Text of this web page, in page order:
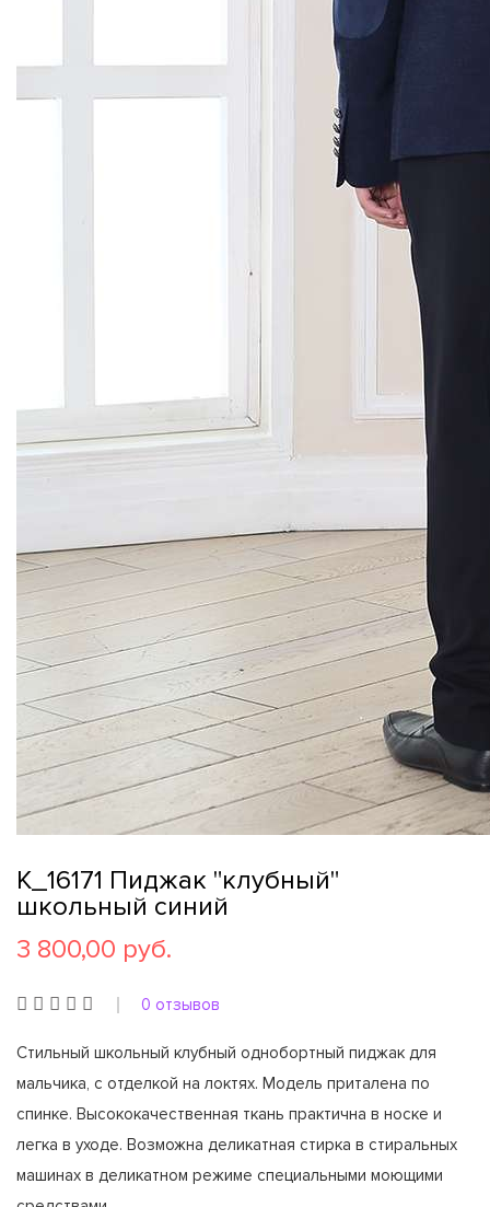
K_16171 Пиджак "клубный"
школьный синий
3 800,00 руб.
0 отзывов
Стильный школьный клубный однобортный пиджак для
мальчика, с отделкой на локтях. Модель приталена по
спинке. Высококачественная ткань практична в носке и
легка в уходе. Возможна деликатная стирка в стиральных
машинах в деликатном режиме специальными моющими